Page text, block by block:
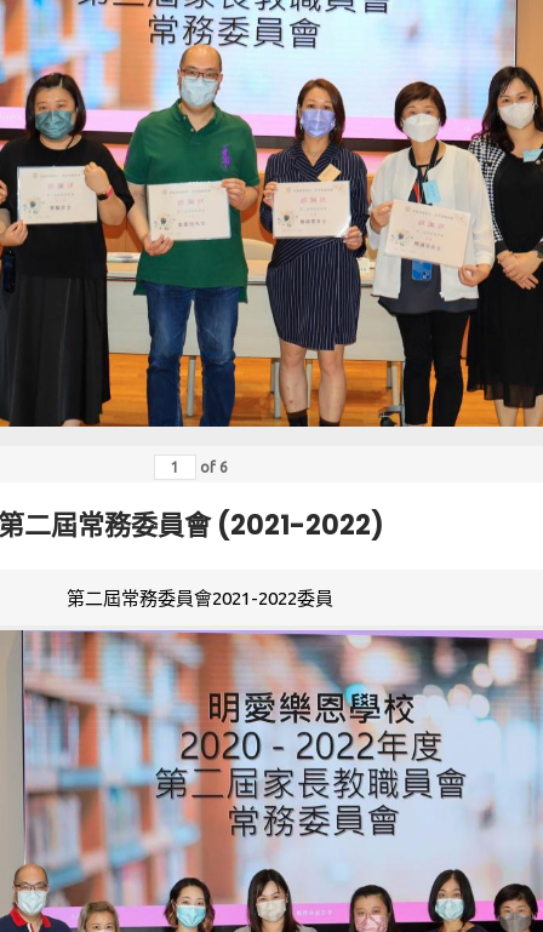
of 6
二屆常務委員會 (2021-2022)
第二屆常務委員會2021-2022委員